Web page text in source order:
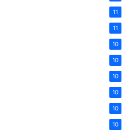
11
11
10
10
10
10
10
10